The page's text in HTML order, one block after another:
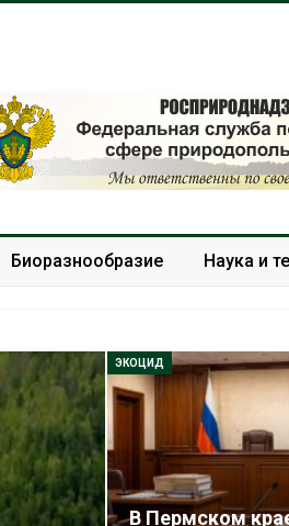
Биоразнообразие Наука и
ЭКОЦИД
В Пермском